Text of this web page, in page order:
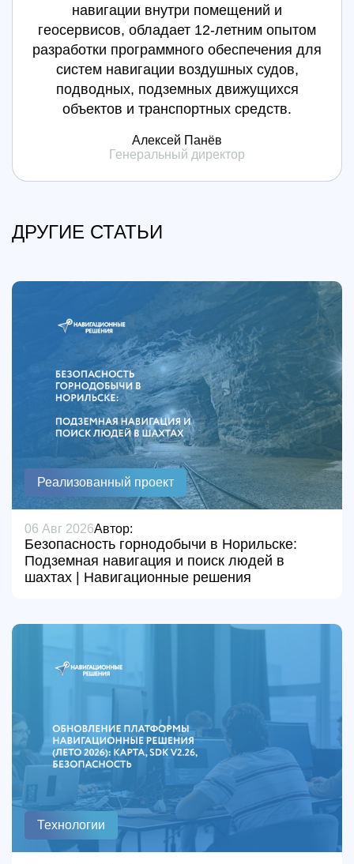
навигации внутри помещений и
геосервисов, обладает 12-летним опытом
разработки программного обеспечения для
систем навигации воздушных судов,
подводных, подземных движущихся
объектов и транспортных средств.
Алексей Панёв
Генеральный директор
ДРУГИЕ СТАТЬИ
Реализованный проект
06 Авг 2026Автор:
Безопасность горнодобычи в Норильске:
Подземная навигация и поиск людей в
шахтах | Навигационные решения
Технологии